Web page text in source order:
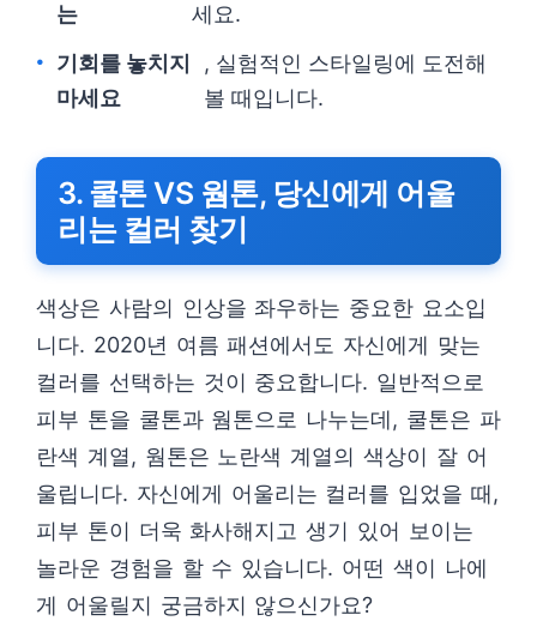
는
세요.
기회를 놓치지
마세요
, 실험적인 스타일링에 도전해
볼 때입니다.
3. 쿨톤 VS 웜톤, 당신에게 어울
리는 컬러 찾기
색상은 사람의 인상을 좌우하는 중요한 요소입
니다. 2020년 여름 패션에서도 자신에게 맞는
컬러를 선택하는 것이 중요합니다. 일반적으로
피부 톤을 쿨톤과 웜톤으로 나누는데, 쿨톤은 파
란색 계열, 웜톤은 노란색 계열의 색상이 잘 어
울립니다. 자신에게 어울리는 컬러를 입었을 때,
피부 톤이 더욱 화사해지고 생기 있어 보이는
놀라운 경험을 할 수 있습니다. 어떤 색이 나에
게 어울릴지 궁금하지 않으신가요?